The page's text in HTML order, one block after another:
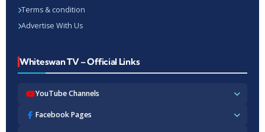
Terms & condition
Advertise With Us
Whiteswan TV – Official Links
YouTube Channels
Whiteswan TV News
Facebook Pages